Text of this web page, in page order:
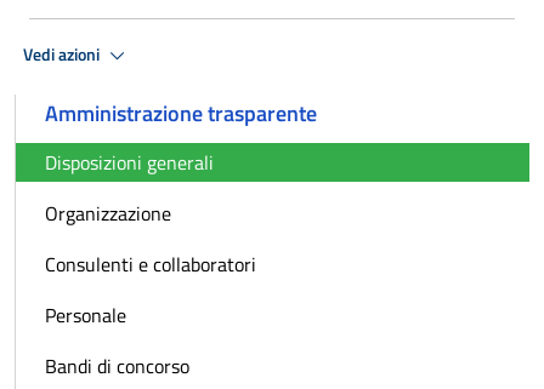
Vedi azioni
Amministrazione trasparente
Disposizioni generali
Organizzazione
Consulenti e collaboratori
Personale
Bandi di concorso